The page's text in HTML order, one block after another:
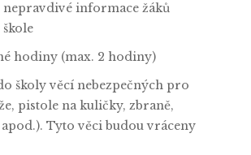
nepravdivé informace žáků
hodiny (max. 2 hodiny)
školy věcí nebezpečných pro
pistole na kuličky, zbraně,
Tyto věci budou vráceny